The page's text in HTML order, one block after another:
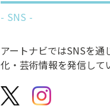
SNS
アートナビではSNSを通
化・芸術情報を発信して